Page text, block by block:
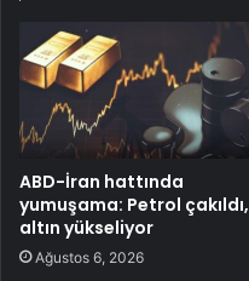
ABD-İran hattında
yumuşama: Petrol çakıldı,
altın yükseliyor
Ağustos 6, 2026